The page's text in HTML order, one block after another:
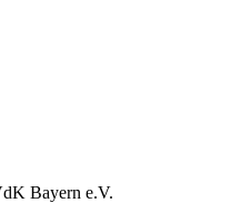
Bayern e.V.